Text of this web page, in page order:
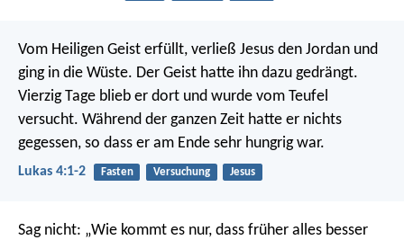
Vom Heiligen Geist erfüllt, verließ Jesus den Jordan und
ging in die Wüste. Der Geist hatte ihn dazu gedrängt.
Vierzig Tage blieb er dort und wurde vom Teufel
versucht. Während der ganzen Zeit hatte er nichts
gegessen, so dass er am Ende sehr hungrig war.
Lukas 4:1-2 Fasten Versuchung Jesus
Sag nicht: „Wie kommt es nur, dass früher alles besser